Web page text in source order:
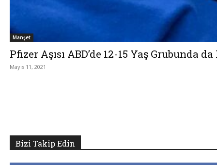
Manşet
Pfizer Aşısı ABD’de 12-15 Yaş Grubunda
Mayıs 11, 2021
Bizi Takip Edin